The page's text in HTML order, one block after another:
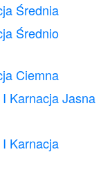
Średnia
Średnio
Ciemna
Karnacja Jasna
Karnacja